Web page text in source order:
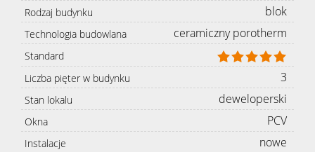
Rodzaj budynku blok
Technologia budowlana ceramiczny porotherm
Standard
Liczba pięter w budynku
3
Stan lokalu deweloperski
Okna PCV
Instalacje nowe